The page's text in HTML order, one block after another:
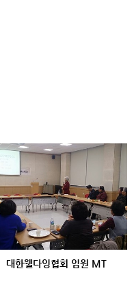
대한웰다잉협회 임원 MT